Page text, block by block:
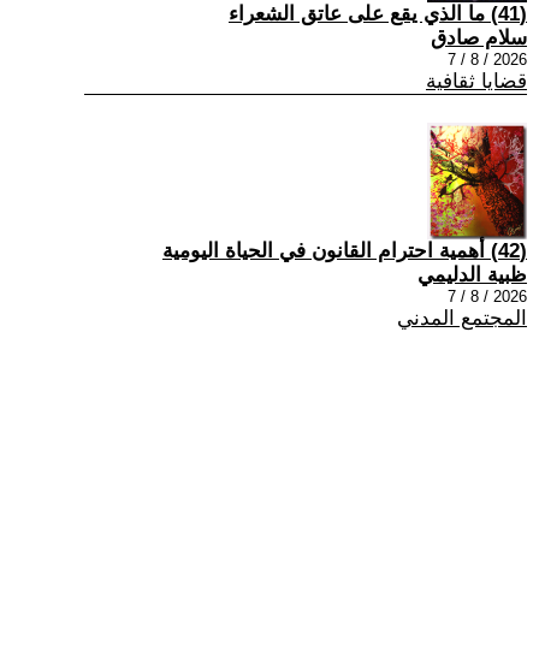
(41) ما الذي يقع على عاتق الشعراء
سلام صادق
2026 / 8 / 7
قضايا ثقافية
(42) أهمية احترام القانون في الحياة اليومية
ظبية الدليمي
2026 / 8 / 7
المجتمع المدني